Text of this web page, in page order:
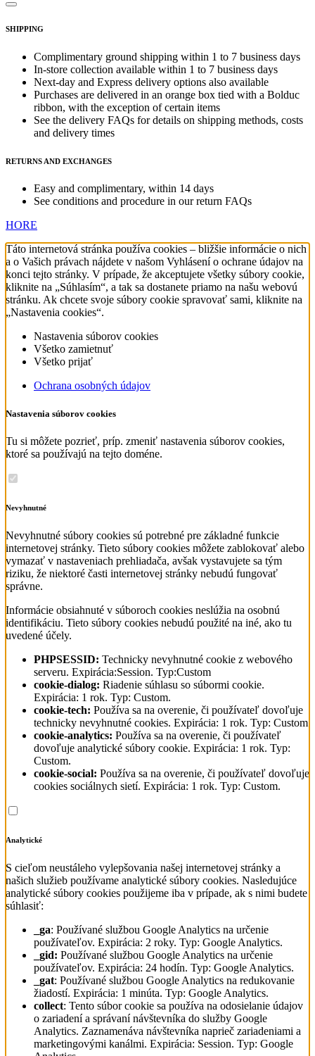
SHIPPING
Complimentary ground shipping within 1 to 7 business days
In-store collection available within 1 to 7 business days
Next-day and Express delivery options also available
Purchases are delivered in an orange box tied with a Bolduc
ribbon, with the exception of certain items
See the delivery FAQs for details on shipping methods, costs
and delivery times
RETURNS AND EXCHANGES
Easy and complimentary, within 14 days
See conditions and procedure in our return FAQs
HORE
Táto internetová stránka používa cookies – bližšie informácie o nich
a o Vašich právach nájdete v našom Vyhlásení o ochrane údajov na
konci tejto stránky. V prípade, že akceptujete všetky súbory cookie,
kliknite na „Súhlasím“, a tak sa dostanete priamo na našu webovú
stránku. Ak chcete svoje súbory cookie spravovať sami, kliknite na
„Nastavenia cookies“.
Nastavenia súborov cookies
Všetko zamietnuť
Všetko prijať
Ochrana osobných údajov
Nastavenia súborov cookies
Tu si môžete pozrieť, príp. zmeniť nastavenia súborov cookies,
ktoré sa používajú na tejto doméne.
Nevyhnutné
Nevyhnutné súbory cookies sú potrebné pre základné funkcie
internetovej stránky. Tieto súbory cookies môžete zablokovať alebo
vymazať v nastaveniach prehliadača, avšak vystavujete sa tým
riziku, že niektoré časti internetovej stránky nebudú fungovať
správne.
Informácie obsiahnuté v súboroch cookies neslúžia na osobnú
identifikáciu. Tieto súbory cookies nebudú použité na iné, ako tu
uvedené účely.
PHPSESSID: Technicky nevyhnutné cookie z webového
serveru. Expirácia:Session. Typ:Custom
cookie-dialog: Riadenie súhlasu so súbormi cookie.
Expirácia: 1 rok. Typ: Custom.
cookie-tech: Používa sa na overenie, či používateľ dovoľuje
technicky nevyhnutné cookies. Expirácia: 1 rok. Typ: Custom
cookie-analytics: Používa sa na overenie, či používateľ
dovoľuje analytické súbory cookie. Expirácia: 1 rok. Typ:
Custom.
cookie-social: Používa sa na overenie, či používateľ dovoľuje
cookies sociálnych sietí. Expirácia: 1 rok. Typ: Custom.
Analytické
S cieľom neustáleho vylepšovania našej internetovej stránky a
našich služieb používame analytické súbory cookies. Nasledujúce
analytické súbory cookies použijeme iba v prípade, ak s nimi budete
súhlasiť:
_ga: Používané službou Google Analytics na určenie
používateľov. Expirácia: 2 roky. Typ: Google Analytics.
_gid: Používané službou Google Analytics na určenie
používateľov. Expirácia: 24 hodín. Typ: Google Analytics.
_gat: Používané službou Google Analytics na redukovanie
žiadostí. Expirácia: 1 minúta. Typ: Google Analytics.
collect: Tento súbor cookie sa používa na odosielanie údajov
o zariadení a správaní návštevníka do služby Google
Analytics. Zaznamenáva návštevníka naprieč zariadeniami a
marketingovými kanálmi. Expirácia: Session. Typ: Google